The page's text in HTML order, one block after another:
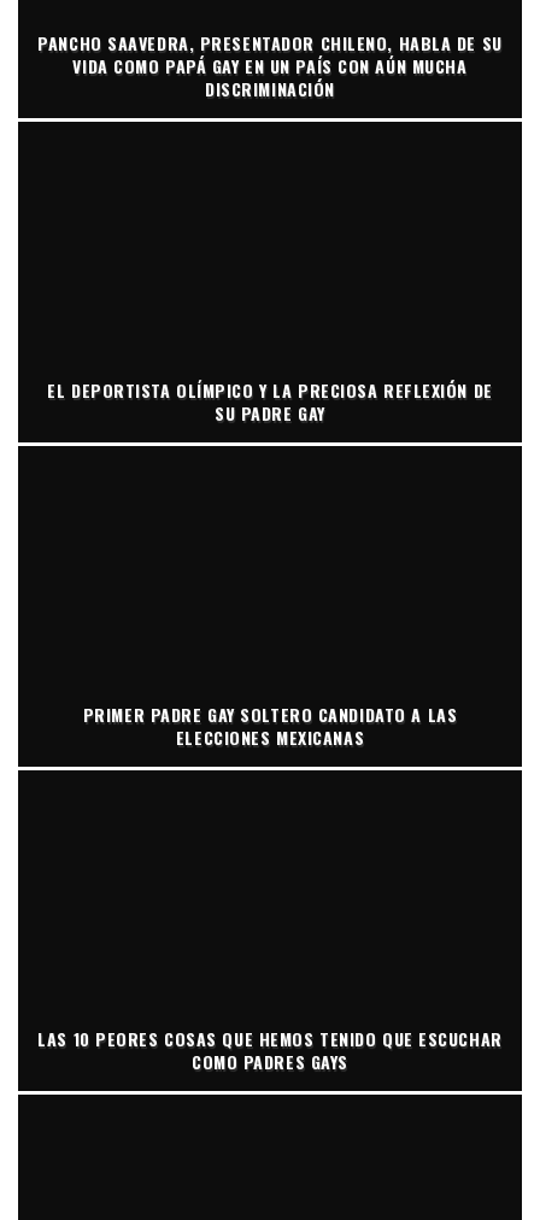
PANCHO SAAVEDRA, PRESENTADOR CHILENO, HABLA DE SU
VIDA COMO PAPÁ GAY EN UN PAÍS CON AÚN MUCHA
DISCRIMINACIÓN
EL DEPORTISTA OLÍMPICO Y LA PRECIOSA REFLEXIÓN DE
SU PADRE GAY
PRIMER PADRE GAY SOLTERO CANDIDATO A LAS
ELECCIONES MEXICANAS
LAS 10 PEORES COSAS QUE HEMOS TENIDO QUE ESCUCHAR
COMO PADRES GAYS